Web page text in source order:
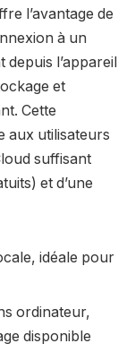
l’avantage de
à un
l’appareil
et
Cette
aux utilisateurs
suffisant
et d’une
idéale pour
ordinateur,
disponible